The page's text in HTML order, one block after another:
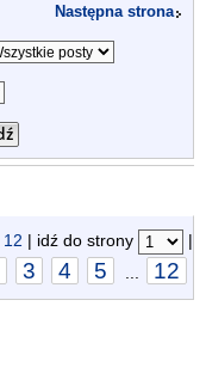
Następna strona
12 | idź do strony |
3 4 5 12